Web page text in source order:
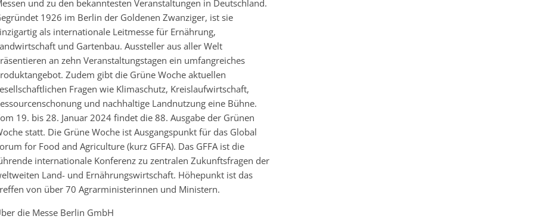
und zu den bekanntesten Veranstaltungen in Deutschland.
1926 im Berlin der Goldenen Zwanziger, ist sie
als internationale Leitmesse für Ernährung,
und Gartenbau. Aussteller aus aller Welt
an zehn Veranstaltungstagen ein umfangreiches
Zudem gibt die Grüne Woche aktuellen
Fragen wie Klimaschutz, Kreislaufwirtschaft,
und nachhaltige Landnutzung eine Bühne.
19. bis 28. Januar 2024 findet die 88. Ausgabe der Grünen
statt. Die Grüne Woche ist Ausgangspunkt für das Global
for Food and Agriculture (kurz GFFA). Das GFFA ist die
internationale Konferenz zu zentralen Zukunftsfragen der
Land- und Ernährungswirtschaft. Höhepunkt ist das
von über 70 Agrarministerinnen und Ministern.
die Messe Berlin GmbH